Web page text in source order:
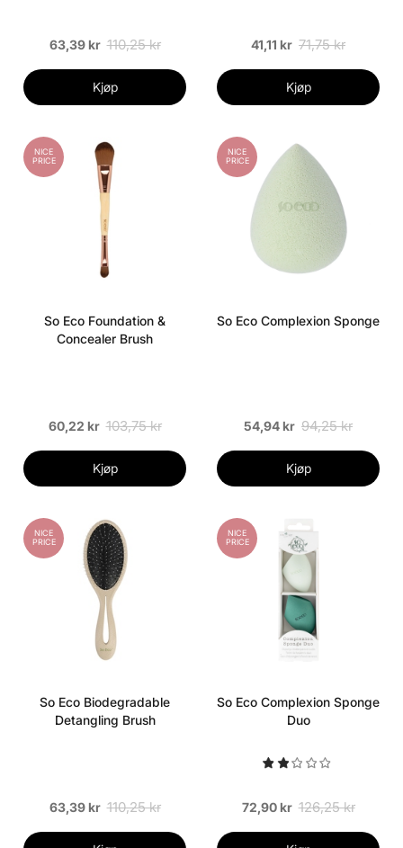
63,39 kr 110,25 kr
Kjøp
41,11 kr 71,75 kr
Kjøp
NICE
PRICE
So Eco Foundation &
Concealer Brush
60,22 kr 103,75 kr
Kjøp
NICE
PRICE
So Eco Complexion Sponge
54,94 kr 94,25 kr
Kjøp
NICE
PRICE
So Eco Biodegradable
Detangling Brush
63,39 kr 110,25 kr
NICE
PRICE
So Eco Complexion Sponge
Duo
72,90 kr 126,25 kr